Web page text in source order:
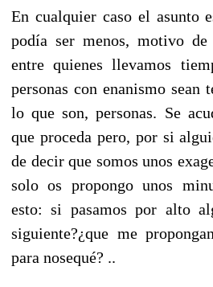
En cualquier caso el asunto
podía ser menos, motivo de
entre quienes llevamos
personas con enanismo sean
lo que son, personas. Se
que proceda pero, por si
de decir que somos unos
solo os propongo unos
esto:si pasamos por alto
siguiente?¿que me
para nosequé? ..